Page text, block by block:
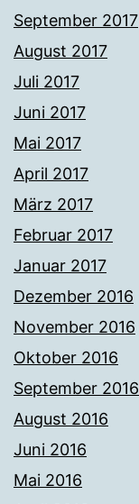
September 2017
August 2017
Juli 2017
Juni 2017
Mai 2017
April 2017
März 2017
Februar 2017
Januar 2017
Dezember 2016
November 2016
Oktober 2016
September 2016
August 2016
Juni 2016
Mai 2016